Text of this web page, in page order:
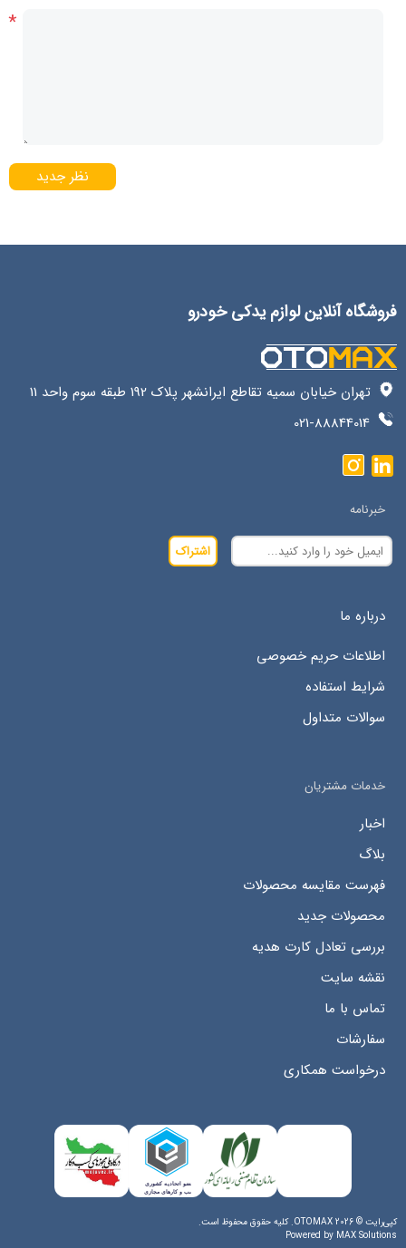
*
نظر جدید
فروشگاه آنلاین لوازم یدکی خودرو
تهران خیابان سمیه تقاطع ایرانشهر پلاک 192 طبقه سوم واحد 11
021-88844014
خبرنامه
اشتراک
درباره ما
اطلاعات حریم خصوصی
شرایط استفاده
سوالات متداول
خدمات مشتریان
اخبار
بلاگ
فهرست مقایسه محصولات
محصولات جدید
بررسی تعادل کارت هدیه
نقشه سایت
تماس با ما
سفارشات
درخواست همکاری
کپی‌رایت © 2026 OTOMAX. کلیه حقوق محفوظ است.
Powered by MAX Solutions